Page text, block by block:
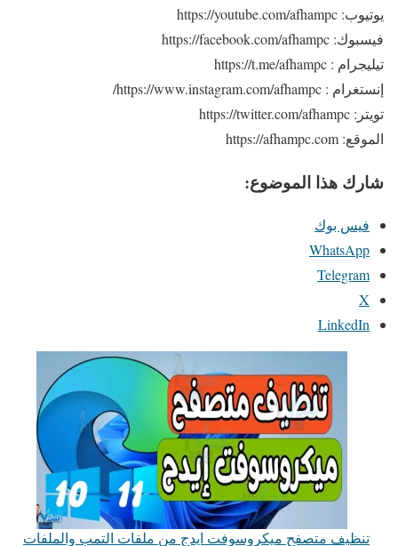
يوتيوب: https://youtube.com/afhampc
فيسبوك: https://facebook.com/afhampc
تيليجرام : https://t.me/afhampc
إنستغرام : https://www.instagram.com/afhampc/
تويتر: https://twitter.com/afhampc
الموقع: https://afhampc.com
شارك هذا الموضوع:
فيس بوك
WhatsApp
Telegram
X
LinkedIn
تنظيف متصفح ميكروسوفت ايدج من ملفات التمب والملفات